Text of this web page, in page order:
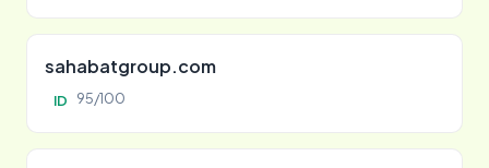
sahabatgroup.com
ID 95/100